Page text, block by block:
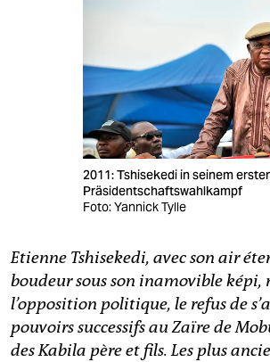
2011: Tshisekedi in seinem
Präsidentschaftswahlkampf
Foto: Yannick Tylle
Etienne Tshisekedi, avec son air
boudeur sous son inamovible képi,
l’opposition politique, le refus de
pouvoirs successifs au Zaïre de
des Kabila père et fils. Les plus